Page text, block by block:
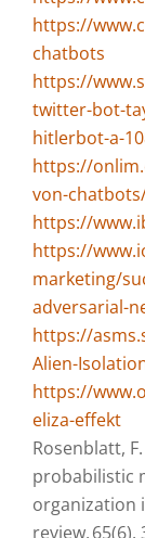
https://
chatbots
https://
twitter-bot-
hitlerbot-a-
https://
von-
https://
https://
marketing/
adversarial-
https://
Alien-
https://
eliza-effekt
Rosenblatt,
probabilistic
organization
review, 65(6),